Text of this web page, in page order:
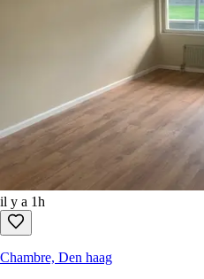
il y a 1h
Chambre, Den haag